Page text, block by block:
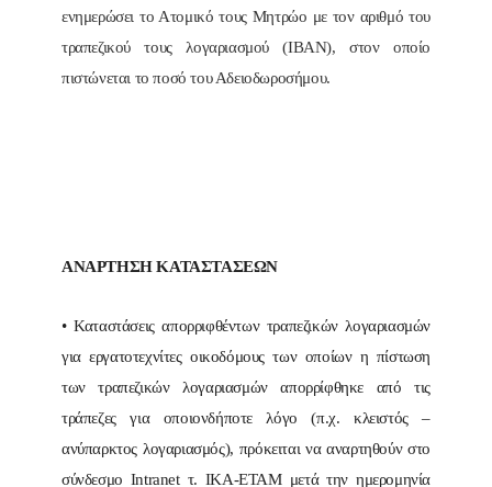
ενημερώσει το Ατομικό τους Μητρώο με τον αριθμό του
τραπεζικού τους λογαριασμού (ΙΒΑΝ), στον οποίο
πιστώνεται το ποσό του Αδειοδωροσήμου.
ΑΝΑΡΤΗΣΗ ΚΑΤΑΣΤΑΣΕΩΝ
• Καταστάσεις απορριφθέντων τραπεζικών λογαριασμών
για εργατοτεχνίτες οικοδόμους των οποίων η πίστωση
των τραπεζικών λογαριασμών απορρίφθηκε από τις
τράπεζες για οποιονδήποτε λόγο (π.χ. κλειστός –
ανύπαρκτος λογαριασμός), πρόκειται να αναρτηθούν στο
σύνδεσμο Intranet τ. ΙΚΑ-ΕΤΑΜ μετά την ημερομηνία